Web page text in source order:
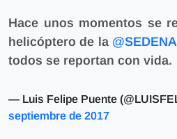
Hace unos momentos se
helicóptero de la
todos se reportan con vida.
— Luis Felipe Puente
septiembre de 2017